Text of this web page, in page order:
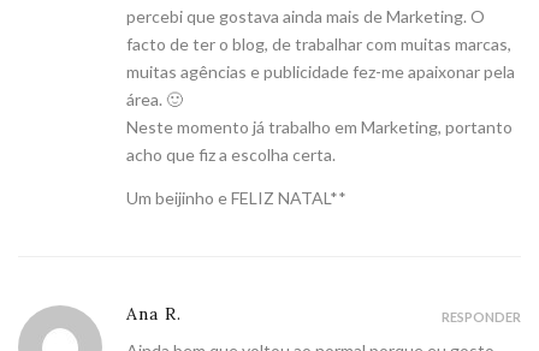
percebi que gostava ainda mais de Marketing. O
facto de ter o blog, de trabalhar com muitas marcas,
muitas agências e publicidade fez-me apaixonar pela
área. 🙂
Neste momento já trabalho em Marketing, portanto
acho que fiz a escolha certa.
Um beijinho e FELIZ NATAL**
Ana R. RESPONDER